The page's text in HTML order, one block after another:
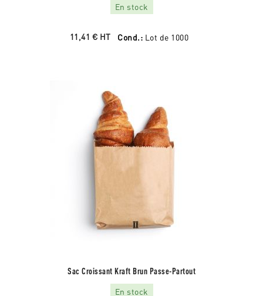
En stock
11,41 € HT Cond.: Lot de 1000
Sac Croissant Kraft Brun Passe-Partout
En stock